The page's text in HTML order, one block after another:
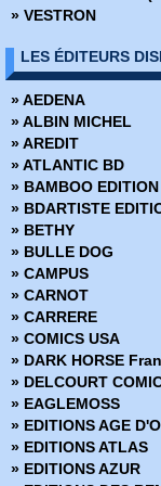
» Conan (1997-1999)
» Daredevil
» Dark Reign
» Dark Reign - Hors
» Dark Reign Saga
» DC Heroes
» DC Trinity
» DC Universe
» DC Universe Hors
» Deadpool (Vol 1 -
» Deadpool (Vol 2 -
» Deadpool (Vol 3 -
» Deadpool (Vol 4 -
» Deadpool (Vol 5 -
» Deadpool Hors
» Deadpool Hors
» Fantastic Four -
» Fantastic Four -
» Fear Itself
» Fear Itself - Hors
» Fear Itself - The
» VESTRON
LES ÉDITEURS
» AEDENA
» ALBIN MICHEL
» AREDIT
» ATLANTIC BD
» BAMBOO EDITION
» BDARTISTE
» BETHY
» BULLE DOG
» CAMPUS
» CARNOT
» CARRERE
» COMICS USA
» DARK HORSE
» DELCOURT
» EAGLEMOSS
» EDITIONS AGE
» EDITIONS ATLAS
» EDITIONS AZUR